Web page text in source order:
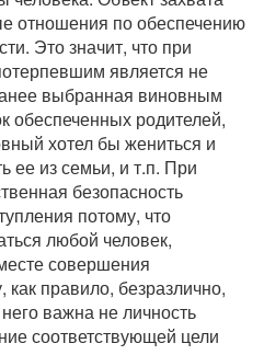
отношения по обеспечению
Это значит, что при
является не
выбранная виновным
обеспеченных родителей,
хотел бы жениться и
ее из семьи, и т.п. При
безопасность
потому, что
любой человек,
совершения
правило, безразлично,
важна не личность
соответствующей цели